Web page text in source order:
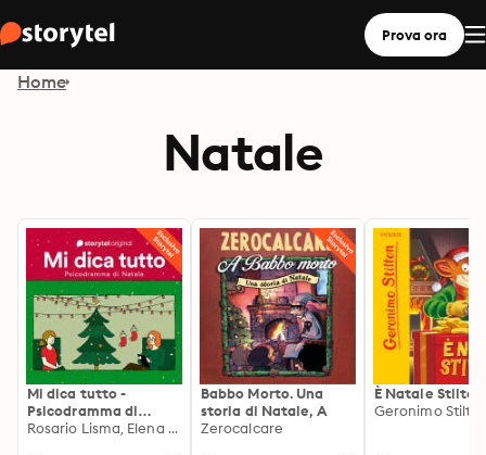
Prova ora
Home
Natale
Mi dica tutto -
Psicodramma di
Natale
Rosario Lisma, Elena Scalet, Gipo Gurrado, Giulia Lombezzi
Babbo Morto. Una
storia di Natale, A
Zerocalcare
È Natale Stilton
Geronimo